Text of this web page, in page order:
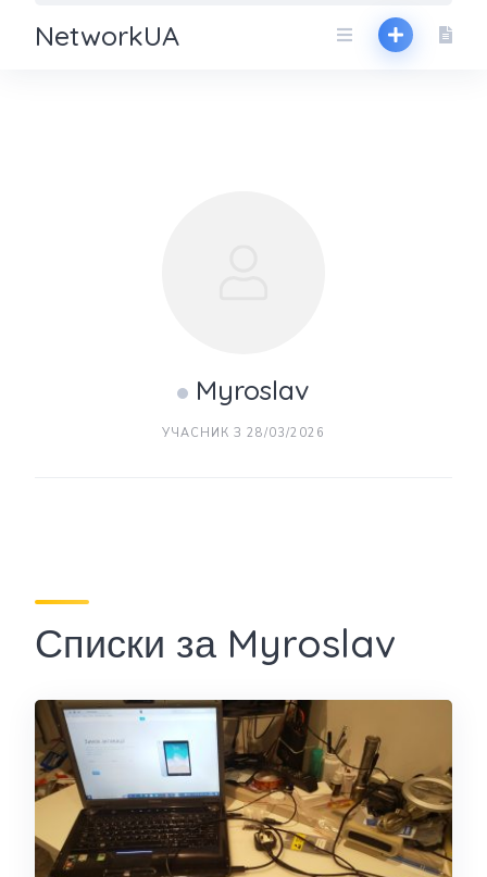
NetworkUA
Myroslav
УЧАСНИК З 28/03/2026
Списки за Myroslav